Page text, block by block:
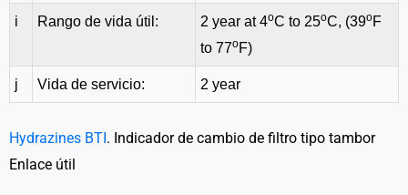
i Rango de vida útil: 2 year at 4oC to 25oC, (39oF
to 77oF)
j Vida de servicio: 2 year
Hydrazines BTI. Indicador de cambio de filtro tipo tambor
Enlace útil